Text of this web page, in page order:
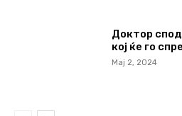
Доктор
кој ќе го
Мај 2, 2024